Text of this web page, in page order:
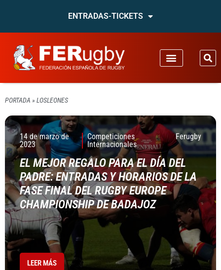
ENTRADAS-TICKETS
PORTADA » LOSLEONES
14 de marzo de
2023
Competiciones
Internacionales
Ferugby
EL MEJOR REGALO PARA EL DÍA DEL
PADRE: ENTRADAS Y HORARIOS DE LA
FASE FINAL DEL RUGBY EUROPE
CHAMPIONSHIP DE BADAJOZ
LEER MÁS